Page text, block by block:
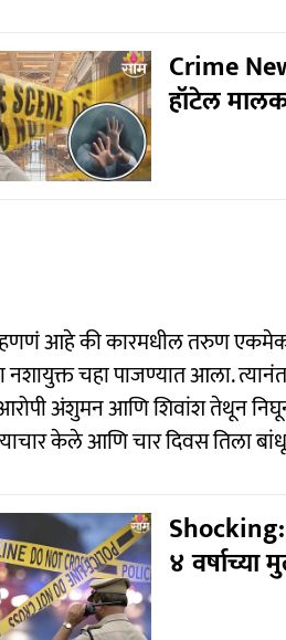
Crime
हॉटेल
म्हणणं आहे की कारमधील तरुण
नशायुक्त चहा पाजण्यात आला.
अंशुमन आणि शिवांश तेथून
केले आणि चार दिवस तिला
Shocking:
४